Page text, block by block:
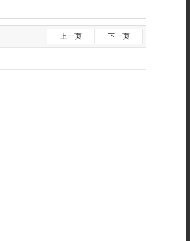
上一页 下一页